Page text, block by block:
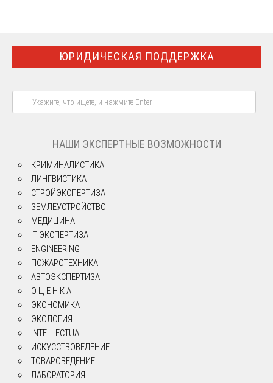
ЮРИДИЧЕСКАЯ ПОДДЕРЖКА
НАШИ ЭКСПЕРТНЫЕ ВОЗМОЖНОСТИ
КРИМИНАЛИСТИКА
ЛИНГВИСТИКА
СТРОЙЭКСПЕРТИЗА
ЗЕМЛЕУСТРОЙСТВО
МЕДИЦИНА
IT ЭКСПЕРТИЗА
ENGINEERING
ПОЖАРОТЕХНИКА
АВТОЭКСПЕРТИЗА
О Ц Е Н К А
ЭКОНОМИКА
ЭКОЛОГИЯ
INTELLECTUAL
ИСКУССТВОВЕДЕНИЕ
ТОВАРОВЕДЕНИЕ
ЛАБОРАТОРИЯ